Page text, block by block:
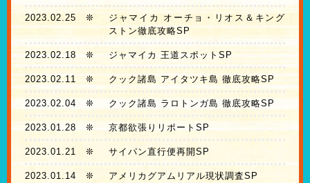
2023.02.25 ❊
ジャマイカ オーチョ・リオス＆キング
ストン徹底攻略SP
2023.02.18❊ ジャマイカ 王道スポットSP
2023.02.11 ❊ クック諸島 アイタツキ島 徹底攻略SP
2023.02.04 ❊ クック諸島 ラロトンガ島 徹底攻略SP
2023.01.28 ❊ 京都欲張りリポートSP
2023.01.21 ❊ サイパン直行便再開SP
2023.01.14 ❊ アメリカグアムリアル現状調査SP